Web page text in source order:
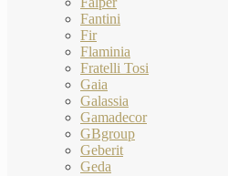
Fantini
Fir
Flaminia
Fratelli Tosi
Gaia
Galassia
Gamadecor
GBgroup
Geberit
Geda